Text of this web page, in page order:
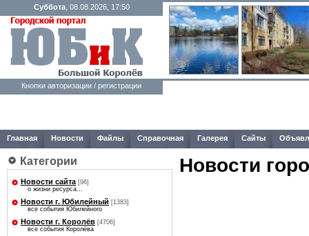
Суббота, 08.08.2026, 17:50
Кнопки авторизации / регистрации
Главная Новости Файлы Справочная Галерея Сайты
Категории
Новости сайта [96]
о жизни ресурса...
Новости г. Юбилейный [1383]
все события Юбилейного
Новости г. Королёв [4706]
все события Королёва
Новости